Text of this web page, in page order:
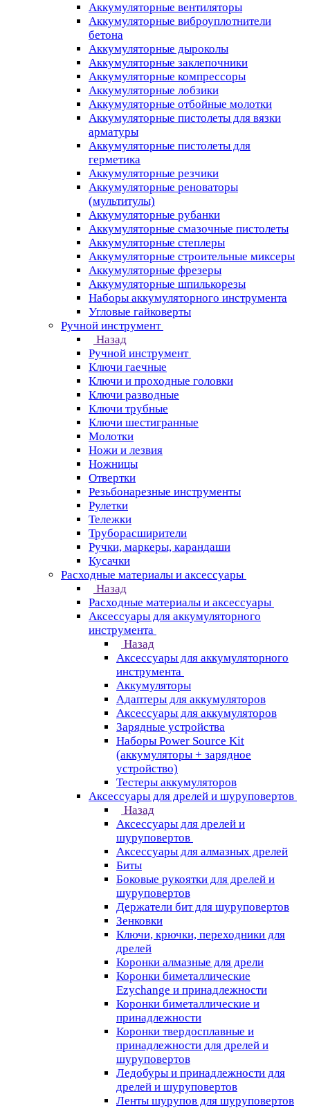
Аккумуляторные вентиляторы
Аккумуляторные виброуплотнители
бетона
Аккумуляторные дыроколы
Аккумуляторные заклепочники
Аккумуляторные компрессоры
Аккумуляторные лобзики
Аккумуляторные отбойные молотки
Аккумуляторные пистолеты для вязки
арматуры
Аккумуляторные пистолеты для
герметика
Аккумуляторные резчики
Аккумуляторные реноваторы
(мультитулы)
Аккумуляторные рубанки
Аккумуляторные смазочные пистолеты
Аккумуляторные степлеры
Аккумуляторные строительные миксеры
Аккумуляторные фрезеры
Аккумуляторные шпилькорезы
Наборы аккумуляторного инструмента
Угловые гайковерты
Ручной инструмент
Назад
Ручной инструмент
Ключи гаечные
Ключи и проходные головки
Ключи разводные
Ключи трубные
Ключи шестигранные
Молотки
Ножи и лезвия
Ножницы
Отвертки
Резьбонарезные инструменты
Рулетки
Тележки
Труборасширители
Ручки, маркеры, карандаши
Кусачки
Расходные материалы и аксессуары
Назад
Расходные материалы и аксессуары
Аксессуары для аккумуляторного
инструмента
Назад
Аксессуары для аккумуляторного
инструмента
Aккумуляторы
Адаптеры для аккумуляторов
Аксессуары для аккумуляторов
Зарядные устройства
Наборы Power Source Kit
(аккумуляторы + зарядное
устройство)
Тестеры аккумуляторов
Аксессуары для дрелей и шуруповертов
Назад
Аксессуары для дрелей и
шуруповертов
Аксессуары для алмазных дрелей
Биты
Боковые рукоятки для дрелей и
шуруповертов
Держатели бит для шуруповертов
Зенковки
Ключи, крючки, переходники для
дрелей
Коронки алмазные для дрели
Коронки биметаллические
Ezychange и принадлежности
Коронки биметаллические и
принадлежности
Коронки твердосплавные и
принадлежности для дрелей и
шуруповертов
Ледобуры и принадлежности для
дрелей и шуруповертов
Ленты шурупов для шуруповертов